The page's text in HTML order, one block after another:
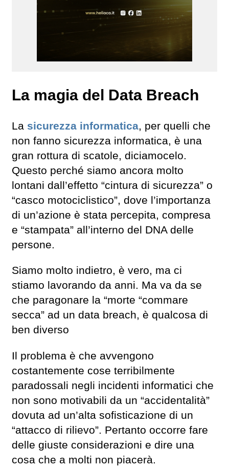
La magia del Data Breach
La sicurezza informatica, per quelli che
non fanno sicurezza informatica, è una
gran rottura di scatole, diciamocelo.
Questo perché siamo ancora molto
lontani dall’effetto “cintura di sicurezza” o
“casco motociclistico”, dove l’importanza
di un’azione è stata percepita, compresa
e “stampata” all’interno del DNA delle
persone.
Siamo molto indietro, è vero, ma ci
stiamo lavorando da anni. Ma va da se
che paragonare la “morte “commare
secca” ad un data breach, è qualcosa di
ben diverso
Il problema è che avvengono
costantemente cose terribilmente
paradossali negli incidenti informatici che
non sono motivabili da un “accidentalità”
dovuta ad un’alta sofisticazione di un
“attacco di rilievo”. Pertanto occorre fare
delle giuste considerazioni e dire una
cosa che a molti non piacerà.